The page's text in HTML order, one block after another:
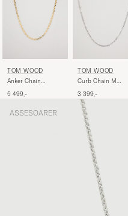
TOM WOOD
Anker Chain
5 499,-
TOM WOOD
Curb Chain M
3 399,-
ASSESOARER